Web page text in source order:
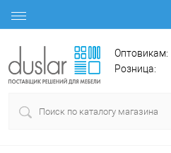
Оптовикам:
Розница: